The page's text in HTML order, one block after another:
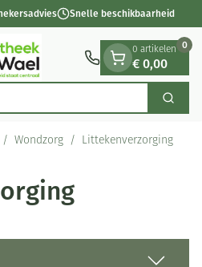
Snelle beschikbaarheid
Zoek
0 artikelen
€ 0,00
0
/ Wondzorg / Littekenverzorging